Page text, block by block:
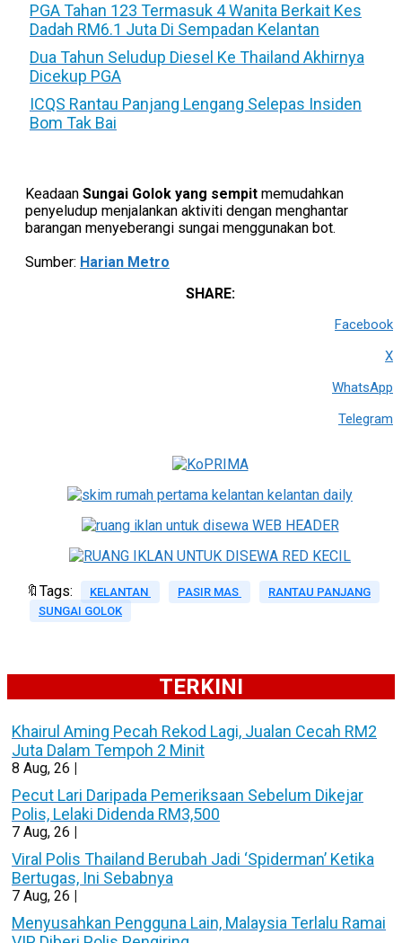
PGA Tahan 123 Termasuk 4 Wanita Berkait Kes
Dadah RM6.1 Juta Di Sempadan Kelantan
Dua Tahun Seludup Diesel Ke Thailand Akhirnya
Dicekup PGA
ICQS Rantau Panjang Lengang Selepas Insiden
Bom Tak Bai
Keadaan Sungai Golok yang sempit memudahkan
penyeludup menjalankan aktiviti dengan menghantar
barangan menyeberangi sungai menggunakan bot.
Sumber: Harian Metro
SHARE:
Facebook
X
WhatsApp
Telegram
🔖Tags: KELANTAN PASIR MAS
RANTAU PANJANG
SUNGAI GOLOK
TERKINI
Khairul Aming Pecah Rekod Lagi, Jualan Cecah RM2
Juta Dalam Tempoh 2 Minit
8 Aug, 26
Pecut Lari Daripada Pemeriksaan Sebelum Dikejar
Polis, Lelaki Didenda RM3,500
7 Aug, 26
Viral Polis Thailand Berubah Jadi ‘Spiderman’ Ketika
Bertugas, Ini Sebabnya
7 Aug, 26
Menyusahkan Pengguna Lain, Malaysia Terlalu Ramai